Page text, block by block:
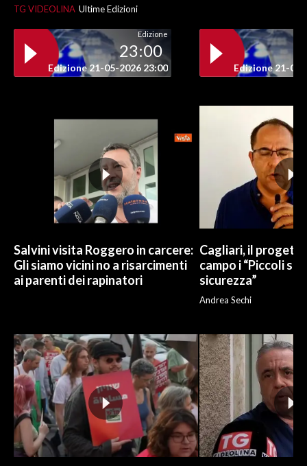
TG VIDEOLINA Ultime Edizioni
Edizione
23:00
Edizione 21-05-2026 23:00 Edizione 21-05-
Salvini visita Roggero in carcere:
Gli siamo vicini no a risarcimenti
ai parenti dei rapinatori
Cagliari, il
campo i “Piccoli
sicurezza”
Andrea Sechi